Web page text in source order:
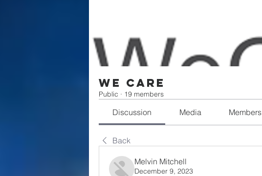
We Care
Public · 19 members
Discussion Media Members
Back
Melvin Mitchell
December 9, 2023